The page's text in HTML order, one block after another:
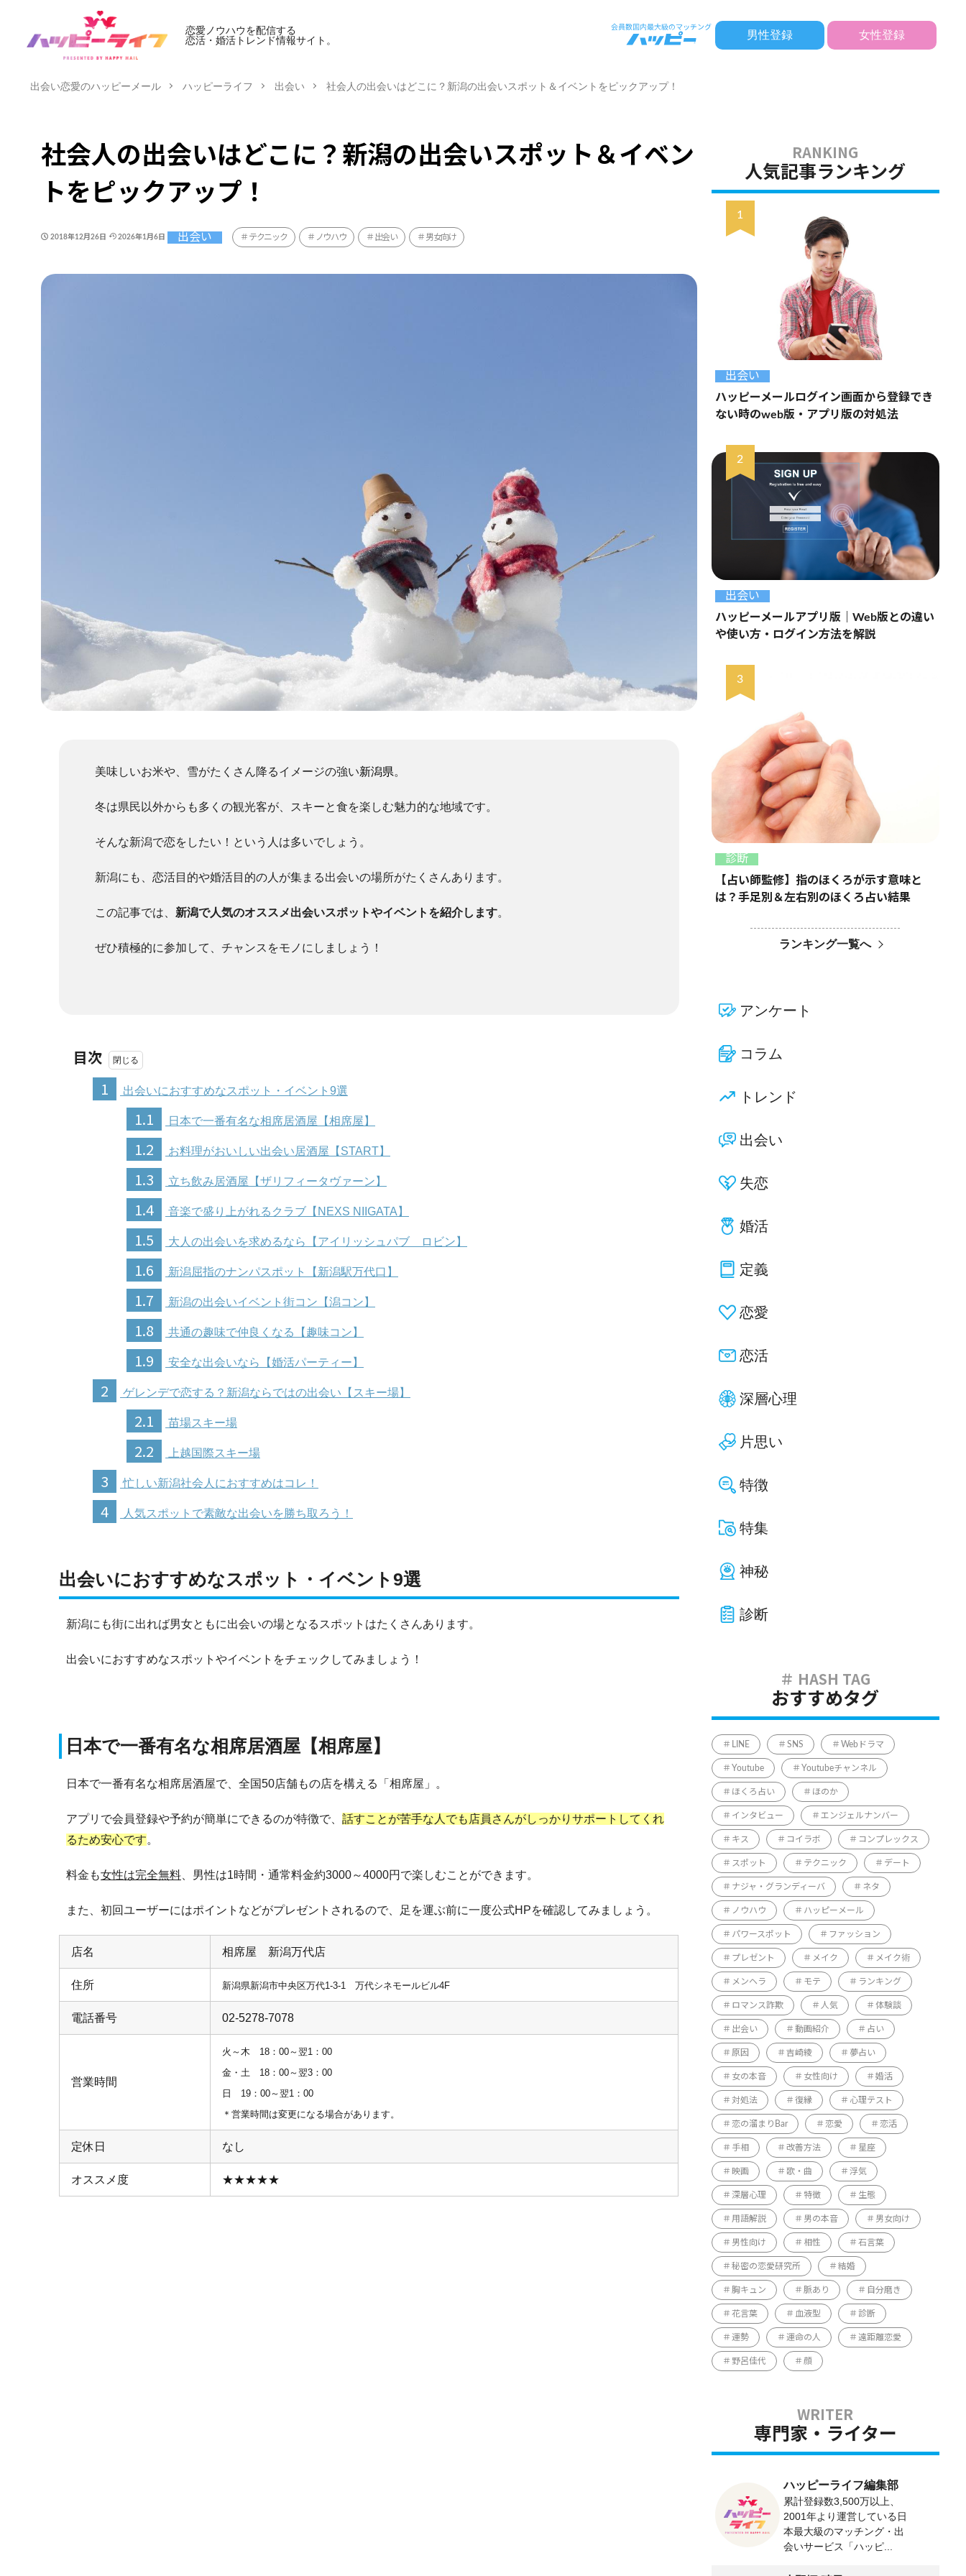
恋愛ノウハウを配信する
恋活・婚活トレンド情報サイト。
男性登録 女性登録
出会い恋愛のハッピーメール ハッピーライフ 出会い 社会人の出会いはどこに？新潟の出会いスポット＆イベントをピックアップ！
社会人の出会いはどこに？新潟の出会いスポット＆イベン
トをピックアップ！
2018年12月26日 2026年1月6日 出会い テクニック ノウハウ 出会い 男女向け
美味しいお米や、雪がたくさん降るイメージの強い新潟県。
冬は県民以外からも多くの観光客が、スキーと食を楽しむ魅力的な地域です。
そんな新潟で恋をしたい！という人は多いでしょう。
新潟にも、恋活目的や婚活目的の人が集まる出会いの場所がたくさんあります。
この記事では、 新潟で人気のオススメ出会いスポットやイベントを紹介します。
ぜひ積極的に参加して、チャンスをモノにしましょう！
目次
1
出会いにおすすめなスポット・イベント9選
1.1 日本で一番有名な相席居酒屋【相席屋】
1.2 お料理がおいしい出会い居酒屋【START】
1.3 立ち飲み居酒屋【ザリフィータヴァーン】
1.4 音楽で盛り上がれるクラブ【NEXS NIIGATA】
1.5 大人の出会いを求めるなら【アイリッシュパブ ロビン】
1.6 新潟屈指のナンパスポット【新潟駅万代口】
1.7 新潟の出会いイベント街コン【潟コン】
1.8 共通の趣味で仲良くなる【趣味コン】
1.9 安全な出会いなら【婚活パーティー】
2 ゲレンデで恋する？新潟ならではの出会い【スキー場】
2.1 苗場スキー場
2.2 上越国際スキー場
3 忙しい新潟社会人におすすめはコレ！
4 人気スポットで素敵な出会いを勝ち取ろう！
出会いにおすすめなスポット・イベント9選
新潟にも街に出れば男女ともに出会いの場となるスポットはたくさんあります。
出会いにおすすめなスポットやイベントをチェックしてみましょう！
日本で一番有名な相席居酒屋【相席屋】
日本で一番有名な相席居酒屋で、全国50店舗もの店を構える「相席屋」。
アプリで会員登録や予約が簡単にできるのが特徴で、 話すことが苦手な人でも店員さんがしっかりサポートしてくれ
るため安心です。
料金も女性は完全無料 、男性は1時間・通常料金約3000～4000円で楽しむことができます。
また、初回ユーザーにはポイントなどがプレゼントされるので、足を運ぶ前に一度公式HPを確認してみましょう。
店名 相席屋 新潟万代店
住所 新潟県新潟市中央区万代1-3-1 万代シネモールビル4F
電話番号 02-5278-7078
営業時間
火～木 18：00～翌1：00
金・土 18：00～翌3：00
日 19：00～翌1：00
＊営業時間は変更になる場合があります。
定休日 なし
オススメ度 ★★★★★
人気記事ランキング
出会い
ハッピーメールログイン画面から登録でき
ない時のweb版・アプリ版の対処法
出会い
ハッピーメールアプリ版｜Web版との違い
や使い方・ログイン方法を解説
診断
【占い師監修】指のほくろが示す意味と
は？手足別＆左右別のほくろ占い結果
ランキング一覧へ
アンケート
コラム
トレンド
出会い
失恋
婚活
定義
恋愛
恋活
深層心理
片思い
特徴
特集
神秘
診断
おすすめタグ
LINE SNS Webドラマ
Youtube Youtubeチャンネル
ほくろ占い ほのか
インタビュー エンジェルナンバー
キス コイラボ コンプレックス
スポット テクニック デート
ナジャ・グランディーバ ネタ
ノウハウ ハッピーメール
パワースポット ファッション
プレゼント メイク メイク術
メンヘラ モテ ランキング
ロマンス詐欺 人気 体験談
出会い 動画紹介 占い
原因 吉崎綾 夢占い
女の本音 女性向け 婚活
対処法 復縁 心理テスト
恋の溜まりBar 恋愛 恋活
手相 改善方法 星座
映画 歌・曲 浮気
深層心理 特徴 生態
用語解説 男の本音 男女向け
男性向け 相性 石言葉
秘密の恋愛研究所 結婚
胸キュン 脈あり 自分磨き
花言葉 血液型 診断
運勢 運命の人 遠距離恋愛
野呂佳代 顔
専門家・ライター
ハッピーライフ編集部
累計登録数3,500万以上、
2001年より運営している日
本最大級のマッチング・出
会いサービス「ハッピ...